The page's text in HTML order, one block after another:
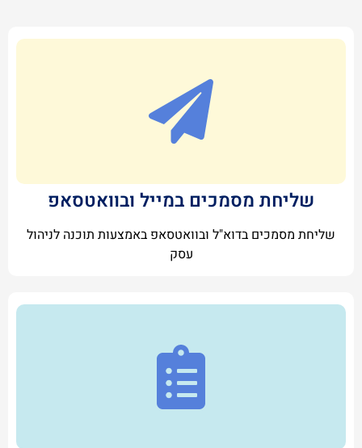
שליחת מסמכים במייל ובוואטסאפ
שליחת מסמכים בדוא"ל ובוואטסאפ באמצעות תוכנה לניהול
עסק